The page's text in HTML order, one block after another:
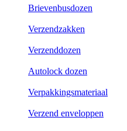
Brievenbusdozen
Verzendzakken
Verzenddozen
Autolock dozen
Verpakkingsmateriaal
Verzend enveloppen